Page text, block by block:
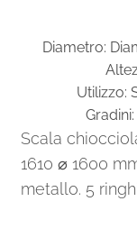
Diametro:
Utilizzo:
Scala
1610 ⌀ 1600
metallo. 5